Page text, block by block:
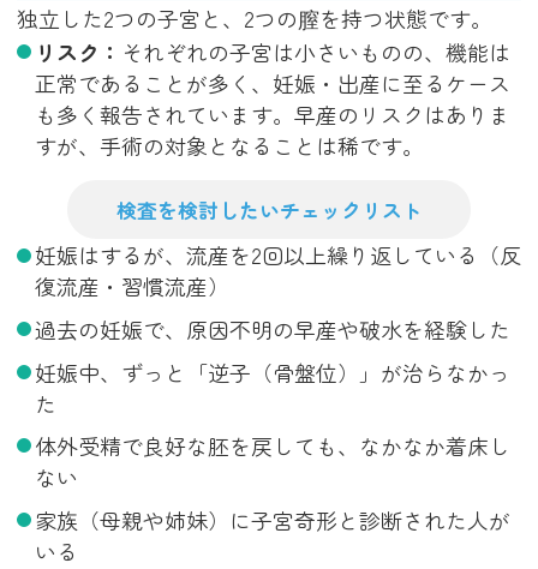
独立した2つの子宮と、2つの膣を持つ状態です。
リスク： それぞれの子宮は小さいものの、機能は
正常であることが多く、妊娠・出産に至るケース
も多く報告されています。早産のリスクはありま
すが、手術の対象となることは稀です。
検査を検討したいチェックリスト
妊娠はするが、流産を2回以上繰り返している（反
復流産・習慣流産）
過去の妊娠で、原因不明の早産や破水を経験した
妊娠中、ずっと「逆子（骨盤位）」が治らなかっ
た
体外受精で良好な胚を戻しても、なかなか着床し
ない
家族（母親や姉妹）に子宮奇形と診断された人が
いる